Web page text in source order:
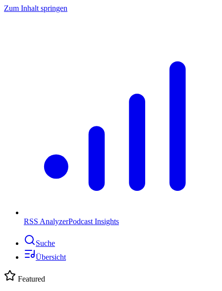
Zum Inhalt springen
RSS AnalyzerPodcast Insights
Suche
Übersicht
Featured